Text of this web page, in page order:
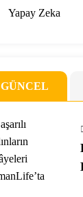
Yapay Zeka
GÜNCEL